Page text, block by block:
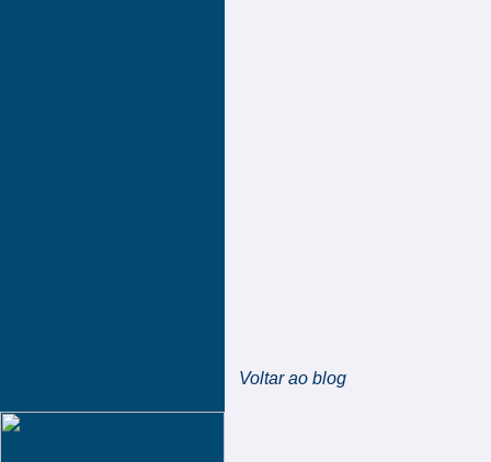
Voltar ao blog